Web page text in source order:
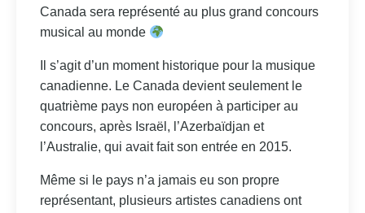
Canada sera représenté au plus grand concours
musical au monde
Il s’agit d’un moment historique pour la musique
canadienne. Le Canada devient seulement le
quatrième pays non européen à participer au
concours, après Israël, l’Azerbaïdjan et
l’Australie, qui avait fait son entrée en 2015.
Même si le pays n’a jamais eu son propre
représentant, plusieurs artistes canadiens ont